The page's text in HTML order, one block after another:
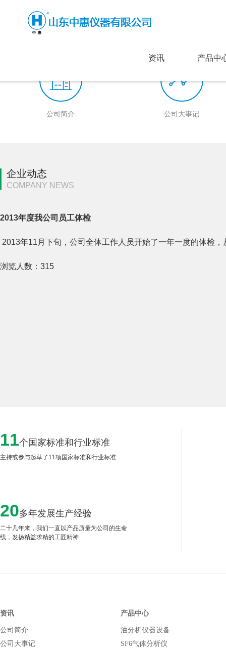
资讯 产品中
公司简介 公司大事记
企业动态
COMPANY NEWS
2013年度我公司员工体检
2013年11月下旬，公司全体工作人员开始了一年一度的体检
浏览人数： 315
11个国家标准和行业标准
主持或参与起草了11项国家标准和行业标准
20多年发展生产经验
二十几年来，我们一直以产品质量为公司的生命
线，发扬精益求精的工匠精神